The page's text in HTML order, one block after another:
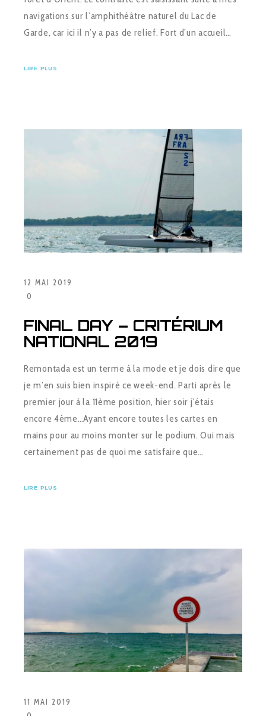
navigations sur l’amphithéâtre naturel du Lac de
Garde, car ici il n’y a pas de relief. Fort d’un accueil…
LIRE PLUS
12 MAI 2019
0
FINAL DAY – CRITÉRIUM
NATIONAL 2019
Remontada est un terme à la mode et je dois dire que
je m’en suis bien inspiré ce week-end. Parti après le
premier jour à la 11ème position, hier soir j’étais
encore 4ème…Ayant encore toutes les cartes en
mains pour au moins monter sur le podium. Oui mais
certainement pas de quoi me satisfaire que…
LIRE PLUS
11 MAI 2019